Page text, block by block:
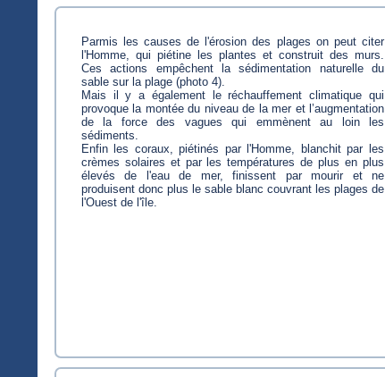
Parmis les causes de l'érosion des plages on peut citer
l'Homme, qui piétine les plantes et construit des murs.
Ces actions empêchent la sédimentation naturelle du
sable sur la plage (photo 4).
Mais il y a également le réchauffement climatique qui
provoque la montée du niveau de la mer et l’augmentation
de la force des vagues qui emmènent au loin les
sédiments.
Enfin les coraux, piétinés par l'Homme, blanchit par les
crèmes solaires et par les températures de plus en plus
élevés de l'eau de mer, finissent par mourir et ne
produisent donc plus le sable blanc couvrant les plages de
l'Ouest de l'île.